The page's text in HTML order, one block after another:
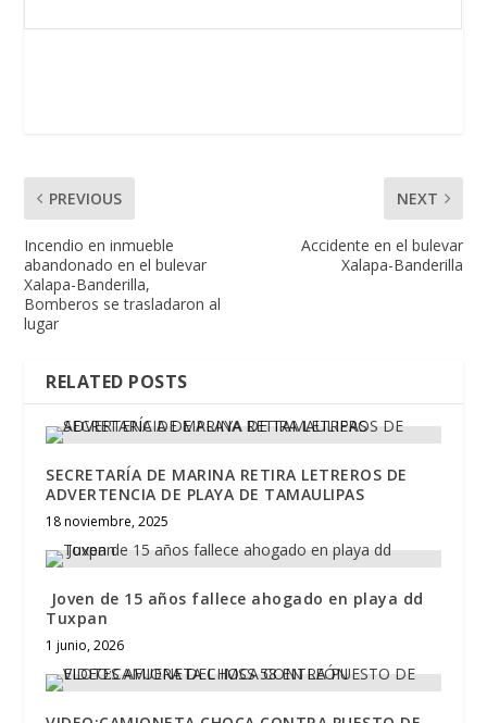
PREVIOUS
Incendio en inmueble
abandonado en el bulevar
Xalapa-Banderilla,
Bomberos se trasladaron al
lugar
NEXT
Accidente en el bulevar
Xalapa-Banderilla
RELATED POSTS
SECRETARÍA DE MARINA RETIRA LETREROS DE
ADVERTENCIA DE PLAYA DE TAMAULIPAS
18 noviembre, 2025
Joven de 15 años fallece ahogado en playa dd
Tuxpan
1 junio, 2026